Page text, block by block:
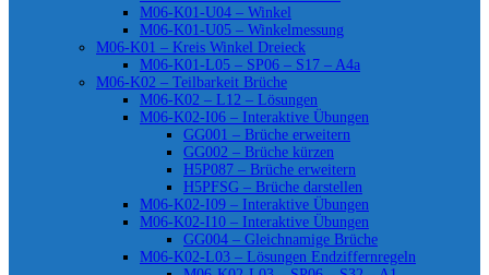
M06-K01-U04 – Winkel
M06-K01-U05 – Winkelmessung
M06-K01 – Kreis Winkel Dreieck
M06-K01-L05 – SP06 – S17 – A4a
M06-K02 – Teilbarkeit Brüche
M06-K02 – L12 – Lösungen
M06-K02-I06 – Interaktive Übungen
GG001 – Brüche erweitern
GG002 – Brüche kürzen
H5P087 – Brüche erweitern
H5PFSG – Brüche darstellen
M06-K02-I09 – Interaktive Übungen
M06-K02-I10 – Interaktive Übungen
GG004 – Gleichnamige Brüche
M06-K02-L03 – Lösungen Endziffernregeln